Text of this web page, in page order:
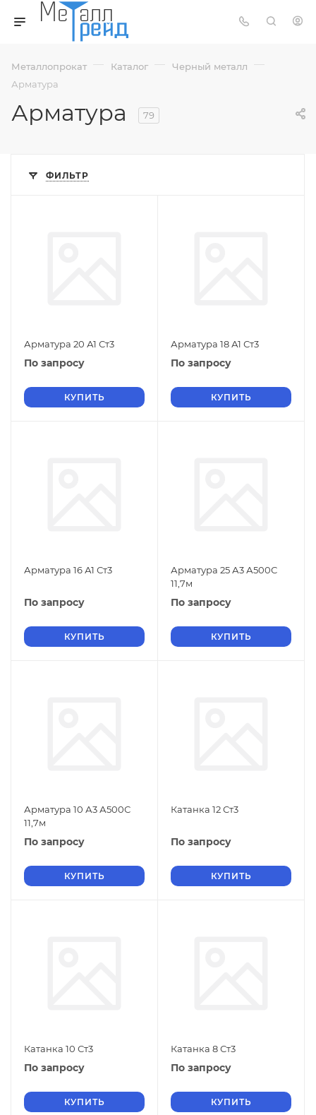
Металлопрокат — Каталог — Черный металл —
Арматура
Арматура 79
ФИЛЬТР
Арматура 20 А1 Ст3
По запросу
КУПИТЬ
Арматура 18 А1 Ст3
По запросу
КУПИТЬ
Арматура 16 А1 Ст3
По запросу
КУПИТЬ
Арматура 25 А3 А500С
11,7м
По запросу
КУПИТЬ
Арматура 10 А3 А500С
11,7м
По запросу
КУПИТЬ
Катанка 12 Ст3
По запросу
КУПИТЬ
Катанка 10 Ст3
По запросу
КУПИТЬ
Катанка 8 Ст3
По запросу
КУПИТЬ